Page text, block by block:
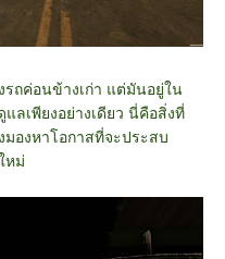
ถค่อนข้างเก่า แต่มันอยู่ใน
ลเพียงอย่างเดียว นี่คือสิ่งที่
องหาโอกาสที่จะประสบ
หม่